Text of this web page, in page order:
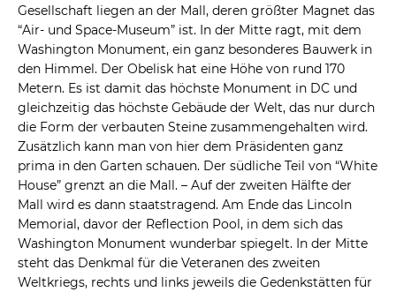
Gesellschaft liegen an der Mall, deren größter Magnet das
“Air- und Space-Museum” ist. In der Mitte ragt, mit dem
Washington Monument, ein ganz besonderes Bauwerk in
den Himmel. Der Obelisk hat eine Höhe von rund 170
Metern. Es ist damit das höchste Monument in DC und
gleichzeitig das höchste Gebäude der Welt, das nur durch
die Form der verbauten Steine zusammengehalten wird.
Zusätzlich kann man von hier dem Präsidenten ganz
prima in den Garten schauen. Der südliche Teil von “White
House” grenzt an die Mall. – Auf der zweiten Hälfte der
Mall wird es dann staatstragend. Am Ende das Lincoln
Memorial, davor der Reflection Pool, in dem sich das
Washington Monument wunderbar spiegelt. In der Mitte
steht das Denkmal für die Veteranen des zweiten
Weltkriegs, rechts und links jeweils die Gedenkstätten für